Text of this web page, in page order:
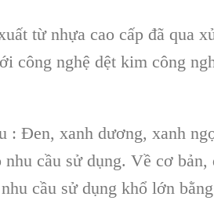
từ nhựa cao cấp đã qua
công nghệ dệt kim công
: Đen, xanh dương, xanh
nhu cầu sử dụng. Về cơ bản,
cầu sử dụng khổ lớn bằng